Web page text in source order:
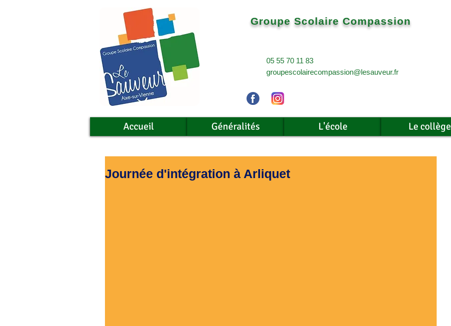
Groupe Scolaire Compassion
05 55 70 11 83
groupescolairecompassion@lesauveur.fr
Accueil Généralités L'école Le collège
Journée d'intégration à Arliquet